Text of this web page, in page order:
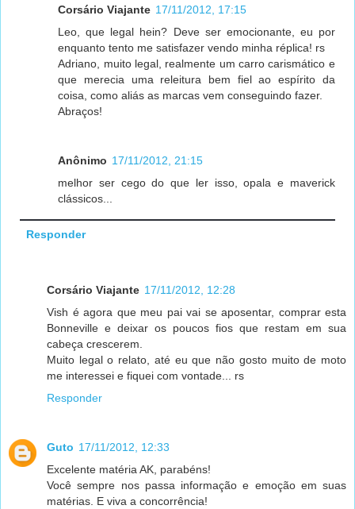
Corsário Viajante 17/11/2012, 17:15
Leo, que legal hein? Deve ser emocionante, eu por
enquanto tento me satisfazer vendo minha réplica! rs
Adriano, muito legal, realmente um carro carismático e
que merecia uma releitura bem fiel ao espírito da
coisa, como aliás as marcas vem conseguindo fazer.
Abraços!
Anônimo 17/11/2012, 21:15
melhor ser cego do que ler isso, opala e maverick
clássicos...
Responder
Corsário Viajante 17/11/2012, 12:28
Vish é agora que meu pai vai se aposentar, comprar esta
Bonneville e deixar os poucos fios que restam em sua
cabeça crescerem.
Muito legal o relato, até eu que não gosto muito de moto
me interessei e fiquei com vontade... rs
Responder
Guto 17/11/2012, 12:33
Excelente matéria AK, parabéns!
Você sempre nos passa informação e emoção em suas
matérias. E viva a concorrência!